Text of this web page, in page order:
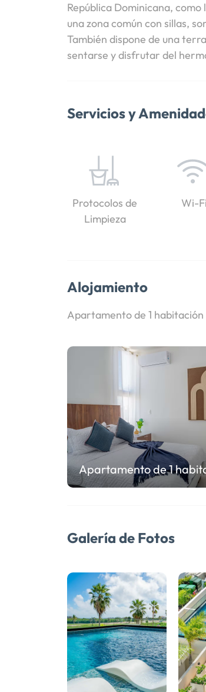
República Dominicana, como
una zona común con sillas,
También dispone de una
sentarse y disfrutar del
Servicios y
Protocolos de
Limpieza
Wi-Fi
Alojamiento
Apartamento de 1
Apartamento de 1
Galería de Fotos